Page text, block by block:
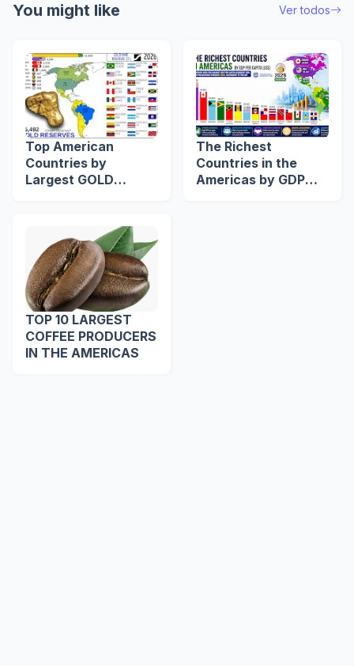
You might like Ver todos
Top American
Countries by
Largest GOLD
The Richest
Countries in the
Americas by GDP
TOP 10 LARGEST
COFFEE PRODUCERS
IN THE AMERICAS